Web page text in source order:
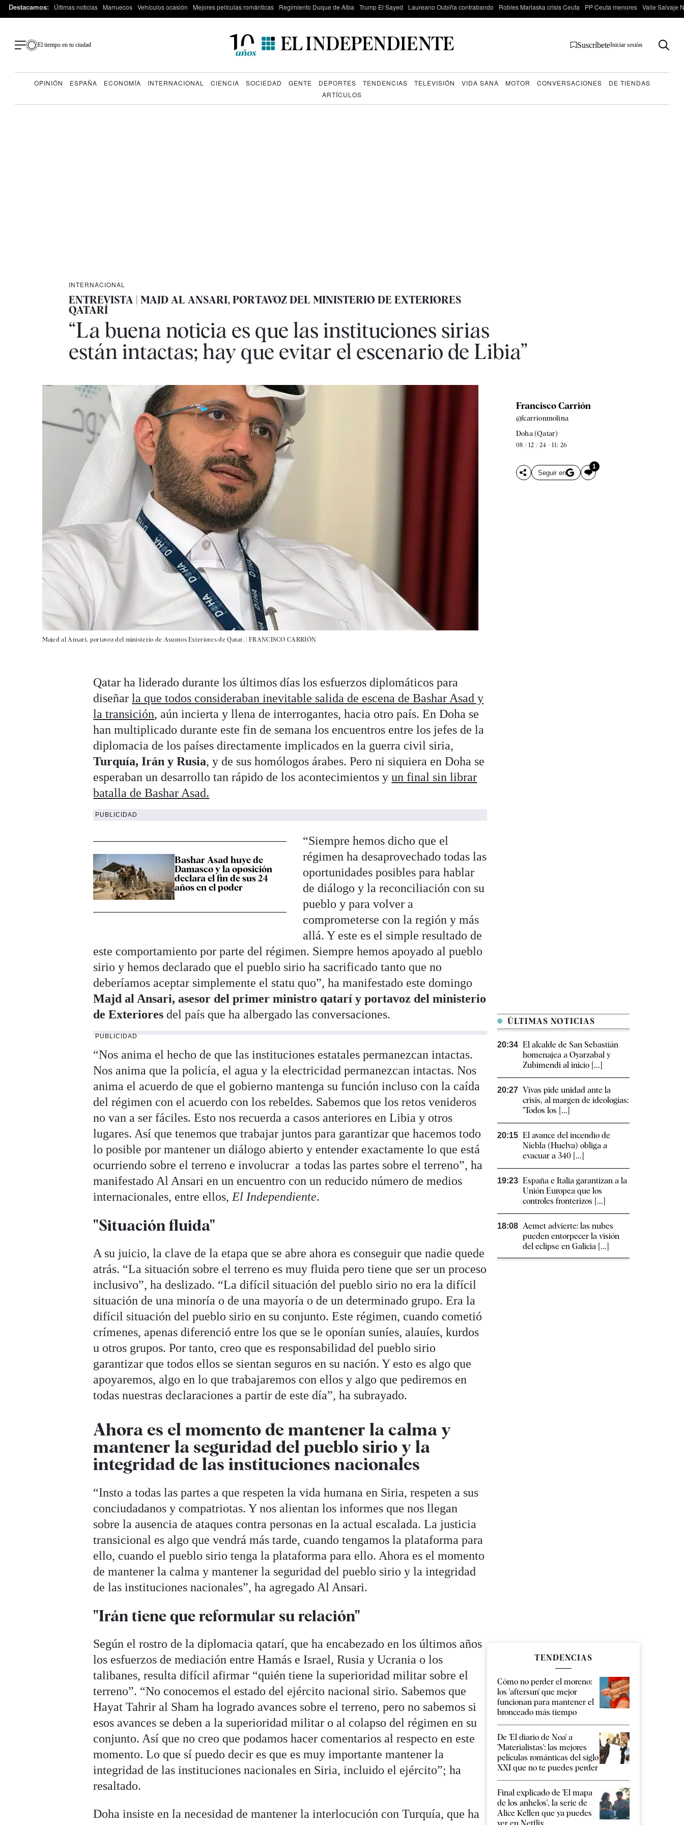
Destacamos: Últimas noticias Marruecos Vehículos ocasión Mejores películas románticas Regimiento Duque de Alba Trump El Sayed Laureano Oubiña contrabando Robles Marlaska crisis Ceuta PP Ceuta menores Valle Salvaje
El tiempo en tu ciudad SuscríbeteIniciar sesión
OPINIÓN ESPAÑA ECONOMÍA INTERNACIONAL CIENCIA SOCIEDAD GENTE DEPORTES TENDENCIAS TELEVISIÓN VIDA SANA MOTOR CONVERSACIONES
DE TIENDAS
ARTÍCULOS
INTERNACIONAL
ENTREVISTA | MAJD AL ANSARI, PORTAVOZ DEL MINISTERIO DE EXTERIORES
QATARÍ
“La buena noticia es que las instituciones sirias
están intactas; hay que evitar el escenario de Libia”
Majed al Ansari, portavoz del ministerio de Asuntos Exteriores de Qatar. | FRANCISCO CARRIÓN
Francisco Carrión
@fcarrionmolina
Doha (Qatar)
08 / 12 / 24 - 11: 26
Seguir en
1
Qatar ha liderado durante los últimos días los esfuerzos diplomáticos para
diseñarla que todos consideraban inevitable salida de escena de Bashar Asad y
la transición, aún incierta y llena de interrogantes, hacia otro país. En Doha se
han multiplicado durante este fin de semana los encuentros entre los jefes de la
diplomacia de los países directamente implicados en la guerra civil siria,
Turquía, Irán y Rusia, y de sus homólogos árabes. Pero ni siquiera en Doha se
esperaban un desarrollo tan rápido de los acontecimientos yun final sin librar
batalla de Bashar Asad.
PUBLICIDAD
Bashar Asad huye de
Damasco y la oposición
declara el fin de sus 24
años en el poder
“Siempre hemos dicho que el
régimen ha desaprovechado todas las
oportunidades posibles para hablar
de diálogo y la reconciliación con su
pueblo y para volver a
comprometerse con la región y más
allá. Y este es el simple resultado de
este comportamiento por parte del régimen. Siempre hemos apoyado al pueblo
sirio y hemos declarado que el pueblo sirio ha sacrificado tanto que no
deberíamos aceptar simplemente el statu quo”, ha manifestado este domingo
Majd al Ansari, asesor del primer ministro qatarí y portavoz del ministerio
de Exteriores del país que ha albergado las conversaciones.
PUBLICIDAD
“Nos anima el hecho de que las instituciones estatales permanezcan intactas.
Nos anima que la policía, el agua y la electricidad permanezcan intactas. Nos
anima el acuerdo de que el gobierno mantenga su función incluso con la caída
del régimen con el acuerdo con los rebeldes. Sabemos que los retos venideros
no van a ser fáciles. Esto nos recuerda a casos anteriores en Libia y otros
lugares. Así que tenemos que trabajar juntos para garantizar que hacemos todo
lo posible por mantener un diálogo abierto y entender exactamente lo que está
ocurriendo sobre el terreno e involucrar a todas las partes sobre el terreno”, ha
manifestado Al Ansari en un encuentro con un reducido número de medios
internacionales, entre ellos, El Independiente.
"Situación fluida"
A su juicio, la clave de la etapa que se abre ahora es conseguir que nadie quede
atrás. “La situación sobre el terreno es muy fluida pero tiene que ser un proceso
inclusivo”, ha deslizado. “La difícil situación del pueblo sirio no era la difícil
situación de una minoría o de una mayoría o de un determinado grupo. Era la
difícil situación del pueblo sirio en su conjunto. Este régimen, cuando cometió
crímenes, apenas diferenció entre los que se le oponían suníes, alauíes, kurdos
u otros grupos. Por tanto, creo que es responsabilidad del pueblo sirio
garantizar que todos ellos se sientan seguros en su nación. Y esto es algo que
apoyaremos, algo en lo que trabajaremos con ellos y algo que pediremos en
todas nuestras declaraciones a partir de este día”, ha subrayado.
Ahora es el momento de mantener la calma y
mantener la seguridad del pueblo sirio y la
integridad de las instituciones nacionales
“Insto a todas las partes a que respeten la vida humana en Siria, respeten a sus
conciudadanos y compatriotas. Y nos alientan los informes que nos llegan
sobre la ausencia de ataques contra personas en la actual escalada. La justicia
transicional es algo que vendrá más tarde, cuando tengamos la plataforma para
ello, cuando el pueblo sirio tenga la plataforma para ello. Ahora es el momento
de mantener la calma y mantener la seguridad del pueblo sirio y la integridad
de las instituciones nacionales”, ha agregado Al Ansari.
"Irán tiene que reformular su relación"
Según el rostro de la diplomacia qatarí, que ha encabezado en los últimos años
los esfuerzos de mediación entre Hamás e Israel, Rusia y Ucrania o los
talibanes, resulta difícil afirmar “quién tiene la superioridad militar sobre el
terreno”. “No conocemos el estado del ejército nacional sirio. Sabemos que
Hayat Tahrir al Sham ha logrado avances sobre el terreno, pero no sabemos si
esos avances se deben a la superioridad militar o al colapso del régimen en su
conjunto. Así que no creo que podamos hacer comentarios al respecto en este
momento. Lo que sí puedo decir es que es muy importante mantener la
integridad de las instituciones nacionales en Siria, incluido el ejército”; ha
resaltado.
Doha insiste en la necesidad de mantener la interlocución con Turquía, que ha
ÚLTIMAS NOTICIAS
20:34 El alcalde de San Sebastián
homenajea a Oyarzabal y
Zubimendi al inicio [...]
20:27 Vivas pide unidad ante la
crisis, al margen de ideologías:
"Todos los [...]
20:15 El avance del incendio de
Niebla (Huelva) obliga a
evacuar a 340 [...]
19:23 España e Italia garantizan a la
Unión Europea que los
controles fronterizos [...]
18:08 Aemet advierte: las nubes
pueden entorpecer la visión
del eclipse en Galicia [...]
TENDENCIAS
Cómo no perder el moreno:
los 'aftersun' que mejor
funcionan para mantener el
bronceado más tiempo
De 'El diario de Noa' a
'Materialistas': las mejores
películas románticas del siglo
XXI que no te puedes perder
Final explicado de 'El mapa
de los anhelos', la serie de
Alice Kellen que ya puedes